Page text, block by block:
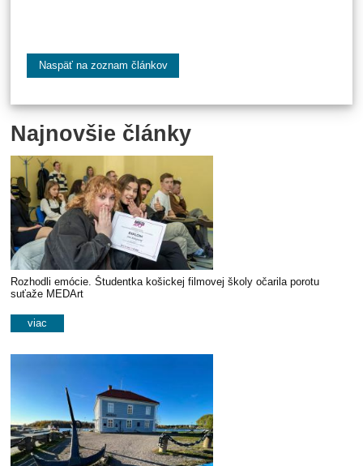
Naspäť na zoznam článkov
Najnovšie články
Rozhodli emócie. Študentka košickej filmovej školy očarila porotu
suťaže MEDArt
viac